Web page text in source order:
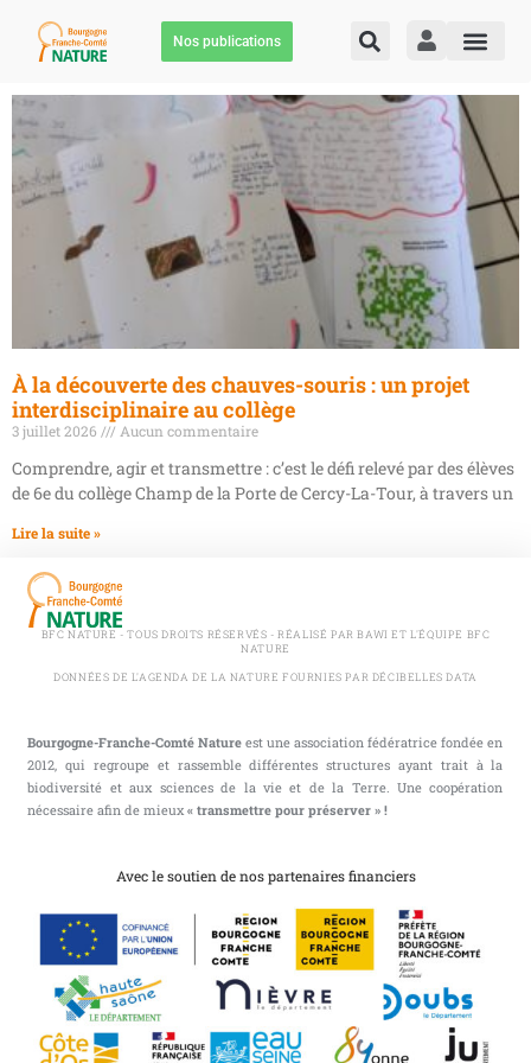
Nos publications
À la découverte des chauves-souris : un projet
interdisciplinaire au collège
3 juillet 2026 Aucun commentaire
Comprendre, agir et transmettre : c’est le défi relevé par des élèves
de 6e du collège Champ de la Porte de Cercy-La-Tour, à travers un
Lire la suite »
BFC NATURE - TOUS DROITS RÉSERVÉS - RÉALISÉ PAR BAWI ET L'ÉQUIPE BFC
NATURE
DONNÉES DE L'AGENDA DE LA NATURE FOURNIES PAR DÉCIBELLES DATA
Bourgogne-Franche-Comté Nature est une association fédératrice fondée en
2012, qui regroupe et rassemble différentes structures ayant trait à la
biodiversité et aux sciences de la vie et de la Terre. Une coopération
nécessaire afin de mieux« transmettre pour préserver » !
Avec le soutien de nos partenaires financiers